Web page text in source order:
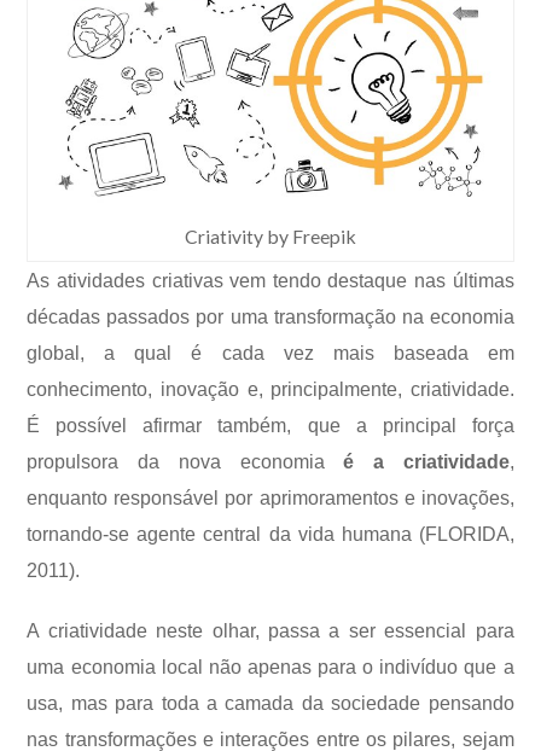
Criativity by Freepik
As atividades criativas vem tendo destaque nas últimas
décadas passados por uma transformação na economia
global, a qual é cada vez mais baseada em
conhecimento, inovação e, principalmente, criatividade.
É possível afirmar também, que a principal força
propulsora da nova economiaé a criatividade,
enquanto responsável por aprimoramentos e inovações,
tornando-se agente central da vida humana (FLORIDA,
2011).
A criatividade neste olhar, passa a ser essencial para
uma economia local não apenas para o indivíduo que a
usa, mas para toda a camada da sociedade pensando
nas transformações e interações entre os pilares, sejam